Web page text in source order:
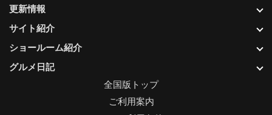
更新情報
サイト紹介
ショールーム紹介
グルメ日記
全国版トップ
ご利用案内